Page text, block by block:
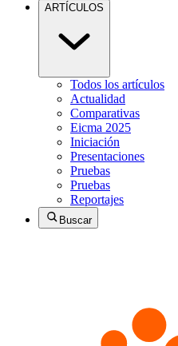
ARTÍCULOS
Todos los artículos
Actualidad
Comparativas
Eicma 2025
Iniciación
Presentaciones
Pruebas
Pruebas
Reportajes
Buscar